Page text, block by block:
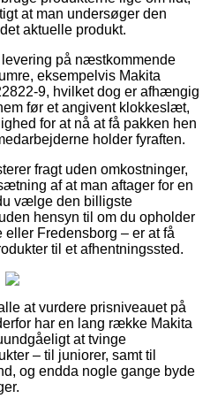
at man undersøger den
aktuelle produkt.
på næstkommende
eksempelvis Makita
9, hvilket dog er afhængig
før et angivent klokkeslæt,
for at nå at få pakken hen
holder fyraften.
fragt uden omkostninger,
af at man aftager for en
vælge den billigste
hensyn til om du opholder
Fredensborg – er at få
til et afhentningssted.
at vurdere prisniveauet på
har en lang række Makita
at tvinge
– til juniorer, samt til
og endda nogle gange byde